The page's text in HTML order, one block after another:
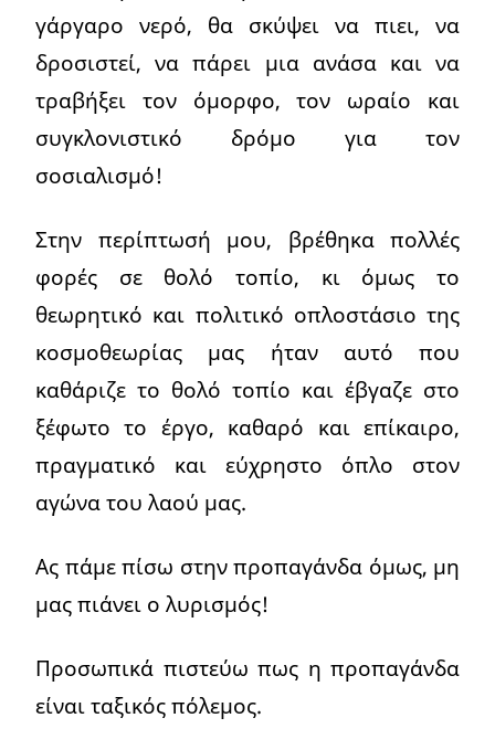
γάργαρο νερό, θα σκύψει να πιει, να
δροσιστεί, να πάρει μια ανάσα και να
τραβήξει τον όμορφο, τον ωραίο και
συγκλονιστικό δρόμο για τον
σοσιαλισμό!
Στην περίπτωσή μου, βρέθηκα πολλές
φορές σε θολό τοπίο, κι όμως το
θεωρητικό και πολιτικό οπλοστάσιο της
κοσμοθεωρίας μας ήταν αυτό που
καθάριζε το θολό τοπίο και έβγαζε στο
ξέφωτο το έργο, καθαρό και επίκαιρο,
πραγματικό και εύχρηστο όπλο στον
αγώνα του λαού μας.
Ας πάμε πίσω στην προπαγάνδα όμως, μη
μας πιάνει ο λυρισμός!
Προσωπικά πιστεύω πως η προπαγάνδα
είναι ταξικός πόλεμος.